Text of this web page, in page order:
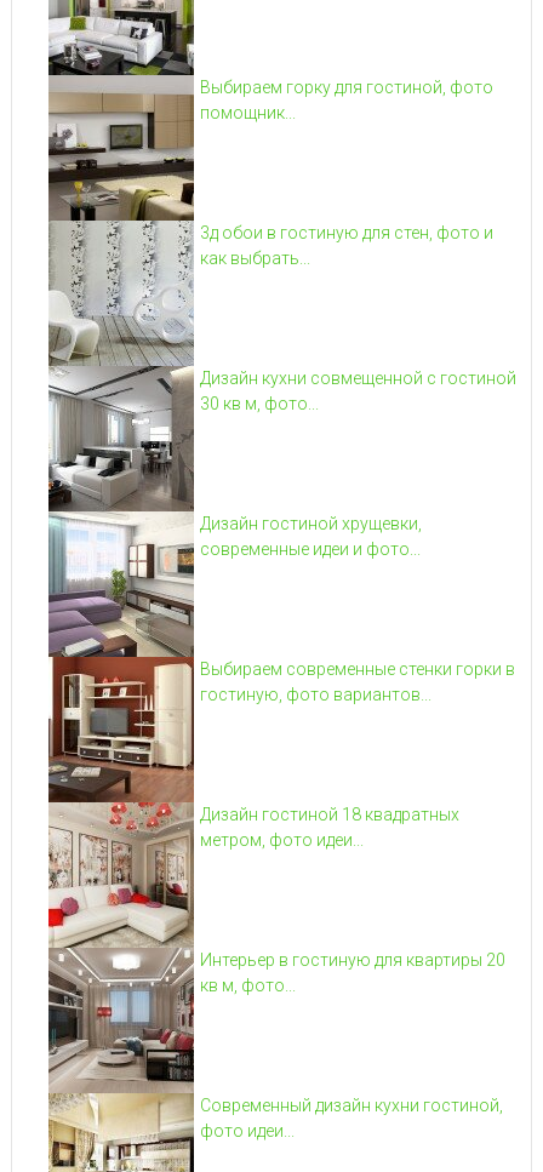
Выбираем горку для гостиной, фото
помощник...
3д обои в гостиную для стен, фото и
как выбрать...
Дизайн кухни совмещенной с гостиной
30 кв м, фото...
Дизайн гостиной хрущевки,
современные идеи и фото...
Выбираем современные стенки горки в
гостиную, фото вариантов...
Дизайн гостиной 18 квадратных
метром, фото идеи...
Интерьер в гостиную для квартиры 20
кв м, фото...
Современный дизайн кухни гостиной,
фото идеи...